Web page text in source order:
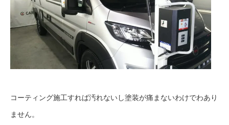
コーティング施工すれば汚れないし塗装が痛まないわけでわあり
ません。